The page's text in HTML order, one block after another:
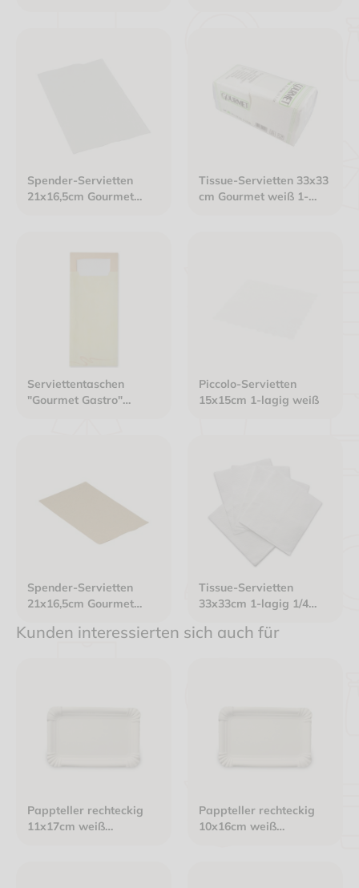
Spender-Servietten
21x16,5cm Gourmet
Tissue-Servietten 33x33
cm Gourmet weiß 1-
Serviettentaschen
"Gourmet Gastro"
Piccolo-Servietten
15x15cm 1-lagig weiß
Spender-Servietten
21x16,5cm Gourmet
Tissue-Servietten
33x33cm 1-lagig 1/4
weiß
Kunden interessierten sich auch für
Pappteller rechteckig
11x17cm weiß
Pappteller rechteckig
10x16cm weiß